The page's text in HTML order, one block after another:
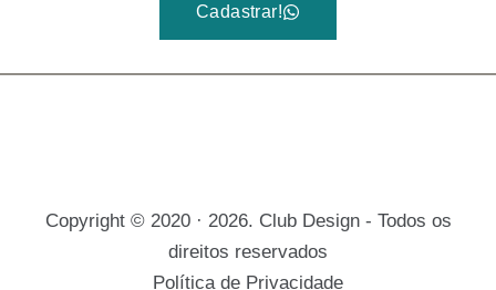
Cadastrar!
Copyright © 2020 · 2026. Club Design - Todos os
direitos reservados
Política de Privacidade